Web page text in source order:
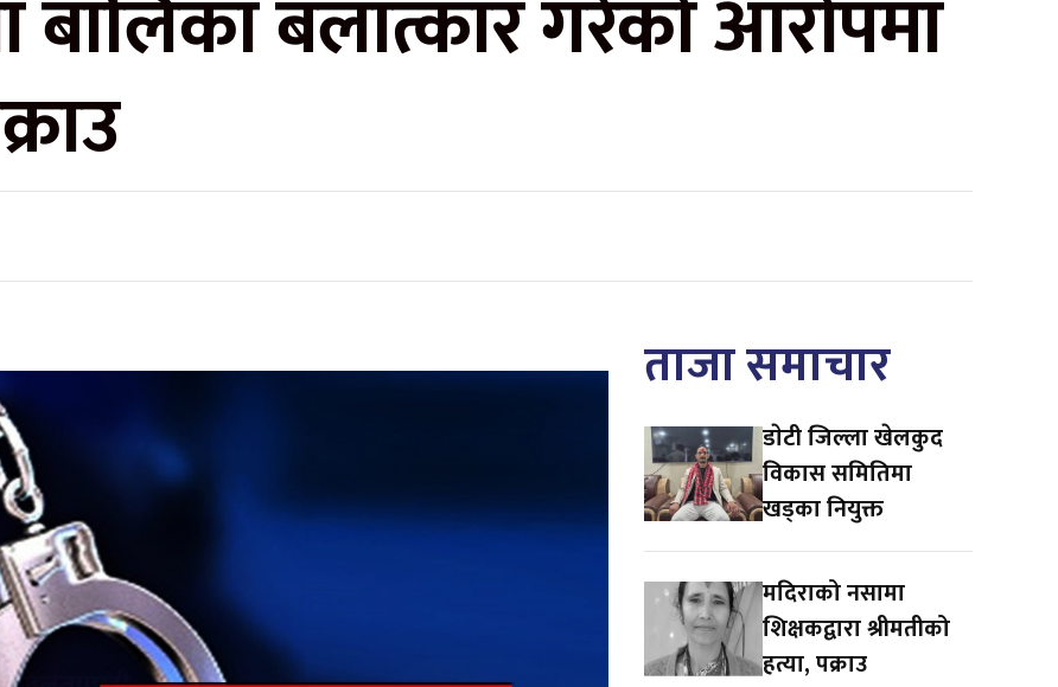
बालिका बलात्कार गरेको आरोपमा
ताजा समाचार
डाेटी जिल्ला खेलकुद
विकास समितिमा
खड्का नियुक्त
मदिराको नसामा
शिक्षकद्वारा श्रीमतीको
हत्या, पक्राउ